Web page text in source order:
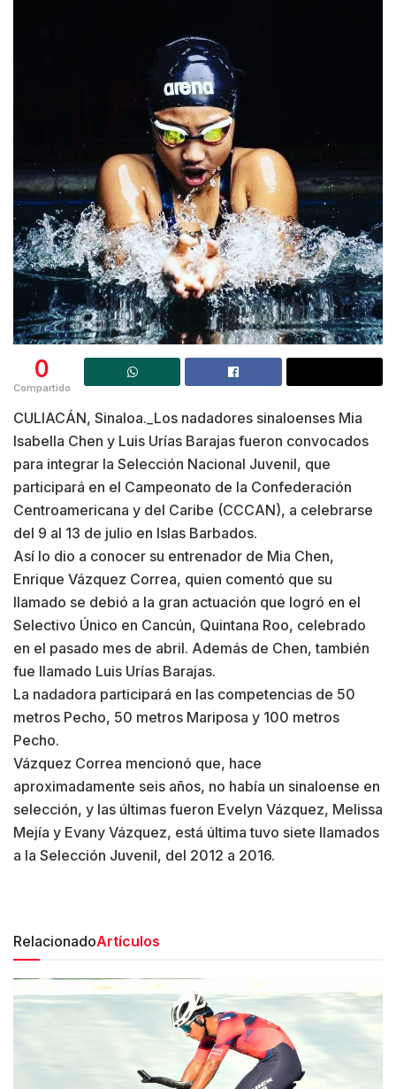
0
Compartido
CULIACÁN, Sinaloa._Los nadadores sinaloenses Mia
Isabella Chen y Luis Urías Barajas fueron convocados
para integrar la Selección Nacional Juvenil, que
participará en el Campeonato de la Confederación
Centroamericana y del Caribe (CCCAN), a celebrarse
del 9 al 13 de julio en Islas Barbados.
Así lo dio a conocer su entrenador de Mia Chen,
Enrique Vázquez Correa, quien comentó que su
llamado se debió a la gran actuación que logró en el
Selectivo Único en Cancún, Quintana Roo, celebrado
en el pasado mes de abril. Además de Chen, también
fue llamado Luis Urías Barajas.
La nadadora participará en las competencias de 50
metros Pecho, 50 metros Mariposa y 100 metros
Pecho.
Vázquez Correa mencionó que, hace
aproximadamente seis años, no había un sinaloense en
selección, y las últimas fueron Evelyn Vázquez, Melissa
Mejía y Evany Vázquez, está última tuvo siete llamados
a la Selección Juvenil, del 2012 a 2016.
RelacionadoArtículos